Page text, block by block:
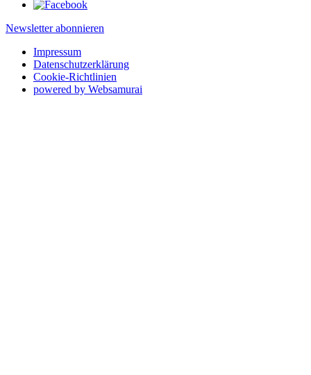
Newsletter abonnieren
Impressum
Datenschutzerklärung
Cookie-Richtlinien
powered by Websamurai